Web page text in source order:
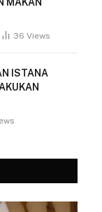
36Views
ISTANA